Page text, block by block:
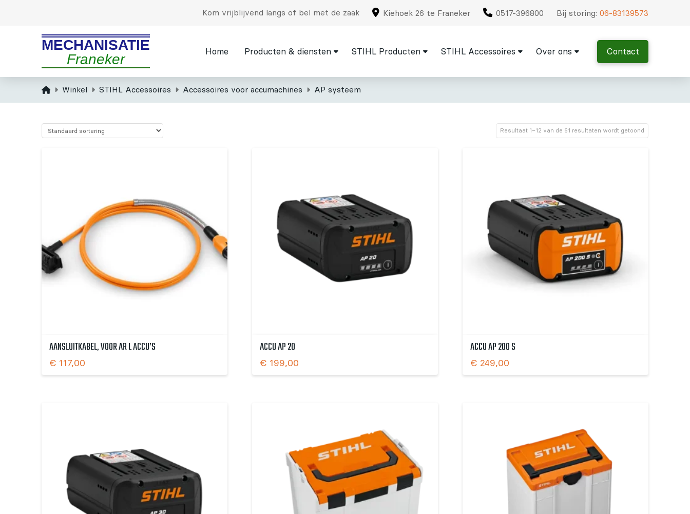
Kom vrijblijvend langs of bel met de zaak Kiehoek 26 te Franeker 0517-396800 Bij storing:06-83139573
MECHANISATIE
Franeker
Home Producten & diensten STIHL Producten STIHL Accessoires Over ons Contact
HomeWinkel STIHL Accessoires Accessoires voor accumachines AP systeem
Resultaat 1–12 van de 61 resultaten wordt getoond
AANSLUITKABEL, VOOR AR L ACCU’S
€ 117,00
ACCU AP 20
€ 199,00
ACCU AP 200 S
€ 249,00